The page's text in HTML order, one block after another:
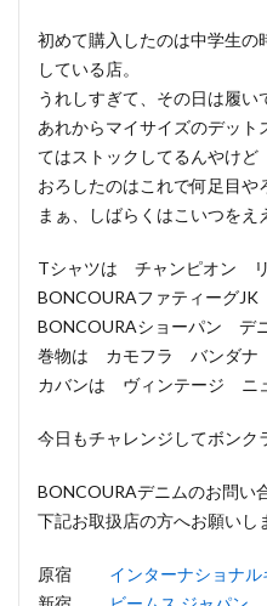
初めて購入したのは中学生の
している店。
うれしすぎて、その日は履い
あれからマイサイズのデット
てはストックしてるんやけど
おろしたのはこれで何足目や
まぁ、しばらくはこいつをえ
Tシャツは チャンピオン
BONCOURAファティーグJK
BONCOURAショーパン デ
巻物は カモフラ バンダナ
カバンは ヴィンテージ ニ
今日もチャレンジしてボンク
BONCOURAデニムのお問い
下記お取扱店の方へお願いし
原宿 インターナショナ